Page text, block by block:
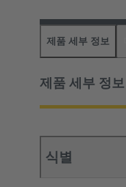
제품 세부 정보
제품 세부 정보
식별